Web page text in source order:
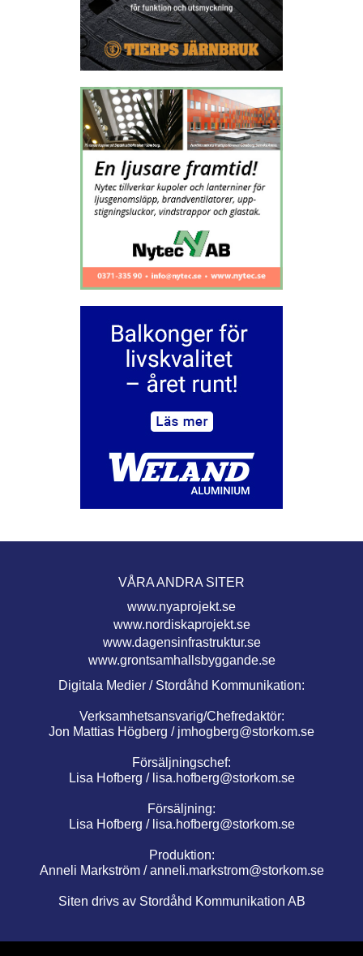
VÅRA ANDRA SITER
www.nyaprojekt.se
www.nordiskaprojekt.se
www.dagensinfrastruktur.se
www.grontsamhallsbyggande.se
Digitala Medier / Stordåhd Kommunikation:
Verksamhetsansvarig/Chefredaktör:
Jon Mattias Högberg / jmhogberg@storkom.se
Försäljningschef:
Lisa Hofberg / lisa.hofberg@storkom.se
Försäljning:
Lisa Hofberg / lisa.hofberg@storkom.se
Produktion:
Anneli Markström /anneli.markstrom@storkom.se
Siten drivs av Stordåhd Kommunikation AB